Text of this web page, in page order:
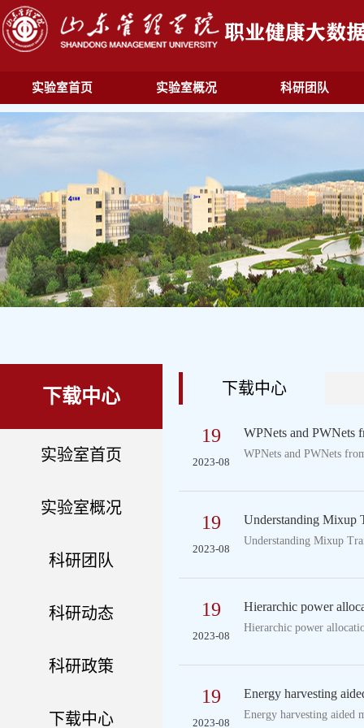
实验室首页 实验室概况 科研团队
下载中心
实验室首页
实验室概况
科研团队
科研动态
科研政策
下载中心
下载中心
19
2023-08
WPNets and PWNets
​WPNets and PWNets
19
2023-08
Understanding Mixup
​Understanding Mixup
19
2023-08
Hierarchic power
​Hierarchic power
19
2023-08
Energy harvesting
​Energy harvesting aided